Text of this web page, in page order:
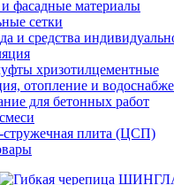
фасадные материалы
сетки
и средства
хризотилцементные
отопление и
для бетонных работ
плита (ЦСП)